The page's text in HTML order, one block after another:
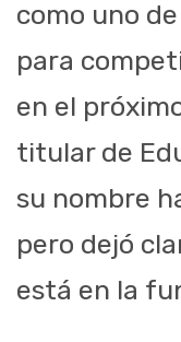
como uno
para
en el
titular de
su nombre
pero dejó
está en la